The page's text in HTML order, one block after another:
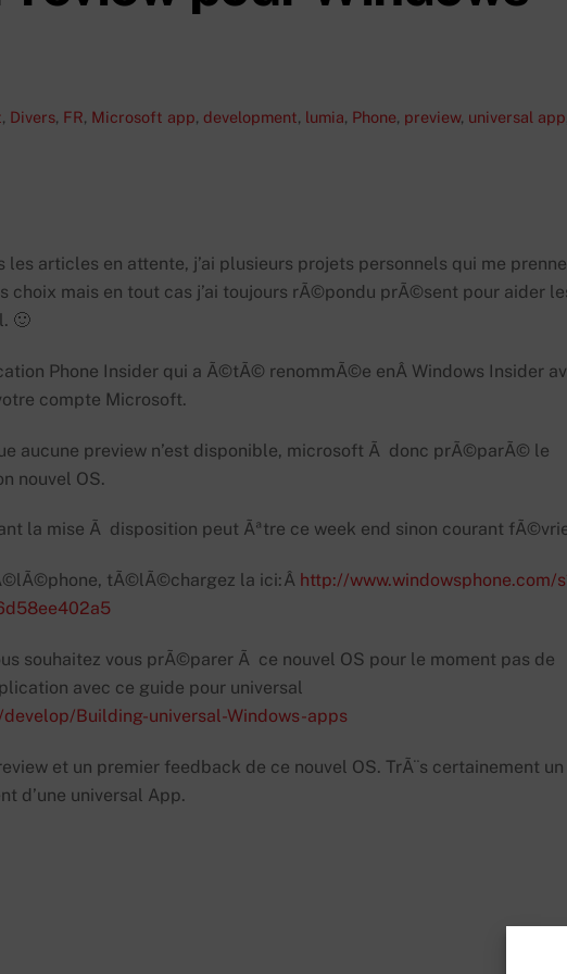
, Divers, FR, Microsoft app, development, lumia, Phone, preview, universal app
les articles en attente, j’ai plusieurs projets personnels qui me
choix mais en tout cas j’ai toujours rÃ©pondu prÃ©sent pour aider
🙂
Phone Insider qui a Ã©tÃ© renommÃ©e enÂ Windows Insider
compte Microsoft.
aucune preview n’est disponible, microsoft Ã donc prÃ©parÃ© le
nouvel OS.
la mise Ã disposition peut Ãªtre ce week end sinon courant
tÃ©lÃ©chargez la ici:Â http://www.windowsphone.com/
souhaitez vous prÃ©parer Ã ce nouvel OS pour le moment pas de
avec ce guide pour universal
Building-universal-Windows-apps
et un premier feedback de ce nouvel OS. TrÃ¨s certainement un
d’une universal App.